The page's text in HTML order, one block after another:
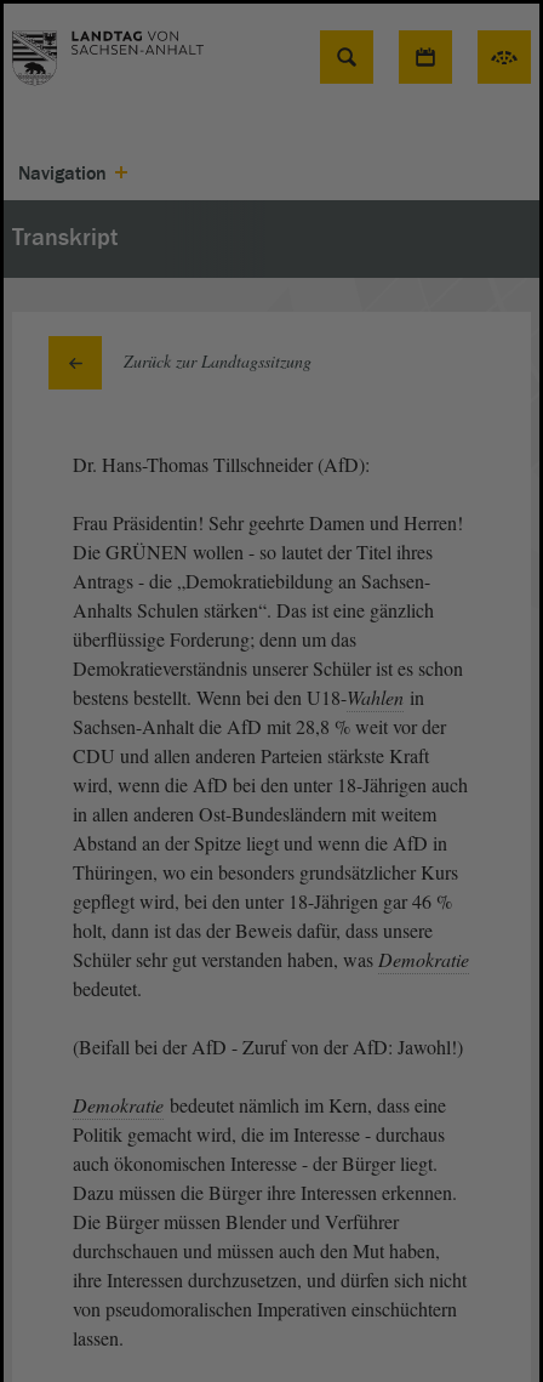
Suche
Navigation
Transkript
Zurück zur Landtagssitzung
Dr. Hans-Thomas Tillschneider (AfD):
Frau Präsidentin! Sehr geehrte Damen und Herren!
Die GRÜNEN wollen - so lautet der Titel ihres
Antrags - die „Demokratiebildung an Sachsen-
Anhalts Schulen stärken“. Das ist eine gänzlich
überflüssige Forderung; denn um das
Demokratieverständnis unserer Schüler ist es schon
bestens bestellt. Wenn bei den U18-Wahlen in
Sachsen-Anhalt die AfD mit 28,8 % weit vor der
CDU und allen anderen Parteien stärkste Kraft
wird, wenn die AfD bei den unter 18-Jährigen auch
in allen anderen Ost-Bundesländern mit weitem
Abstand an der Spitze liegt und wenn die AfD in
Thüringen, wo ein besonders grundsätzlicher Kurs
gepflegt wird, bei den unter 18-Jährigen gar 46 %
holt, dann ist das der Beweis dafür, dass unsere
Schüler sehr gut verstanden haben, was Demokratie
bedeutet.
(Beifall bei der AfD - Zuruf von der AfD: Jawohl!)
Demokratie bedeutet nämlich im Kern, dass eine
Politik gemacht wird, die im Interesse - durchaus
auch ökonomischen Interesse - der Bürger liegt.
Dazu müssen die Bürger ihre Interessen erkennen.
Die Bürger müssen Blender und Verführer
durchschauen und müssen auch den Mut haben,
ihre Interessen durchzusetzen, und dürfen sich nicht
von pseudomoralischen Imperativen einschüchtern
lassen.